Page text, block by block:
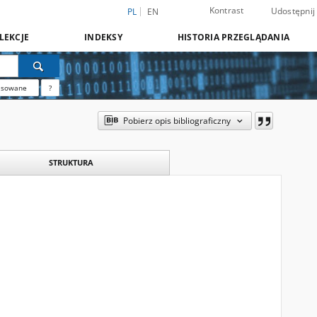
PL EN Kontrast Udostępnij
INDEKSY HISTORIA PRZEGLĄDANIA
?
Pobierz opis bibliograficzny
STRUKTURA